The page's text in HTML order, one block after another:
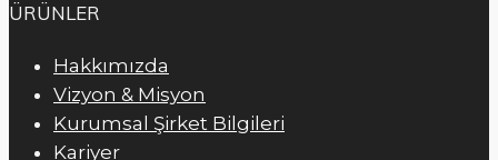
ÜRÜNLER
Hakkımızda
Vizyon & Misyon
Kurumsal Şirket Bilgileri
Kariyer